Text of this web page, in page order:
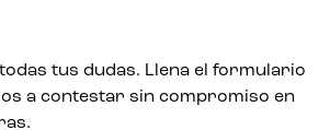
tus dudas. Llena el formulario
a contestar sin compromiso en